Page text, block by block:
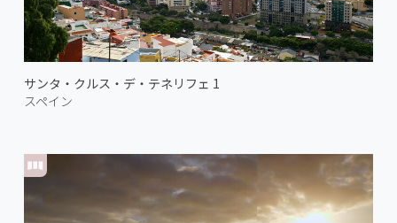
サンタ・クルス・デ・テネリフェ 1
スペイン